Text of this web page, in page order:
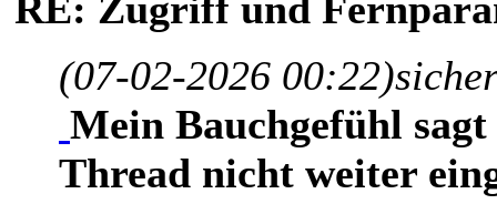
(07-02-2026 00:22)
Mein Bauchgefühl
Thread nicht weiter